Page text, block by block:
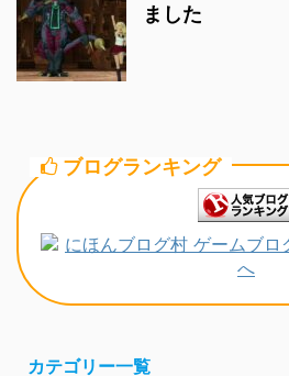
ました
ブログランキング
カテゴリー一覧